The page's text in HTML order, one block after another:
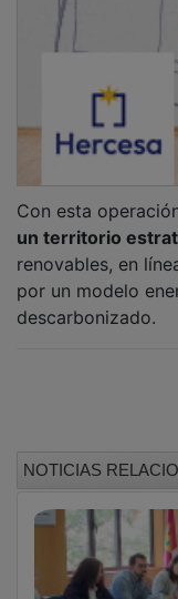
Con esta
un territorio
renovables, en
por un modelo